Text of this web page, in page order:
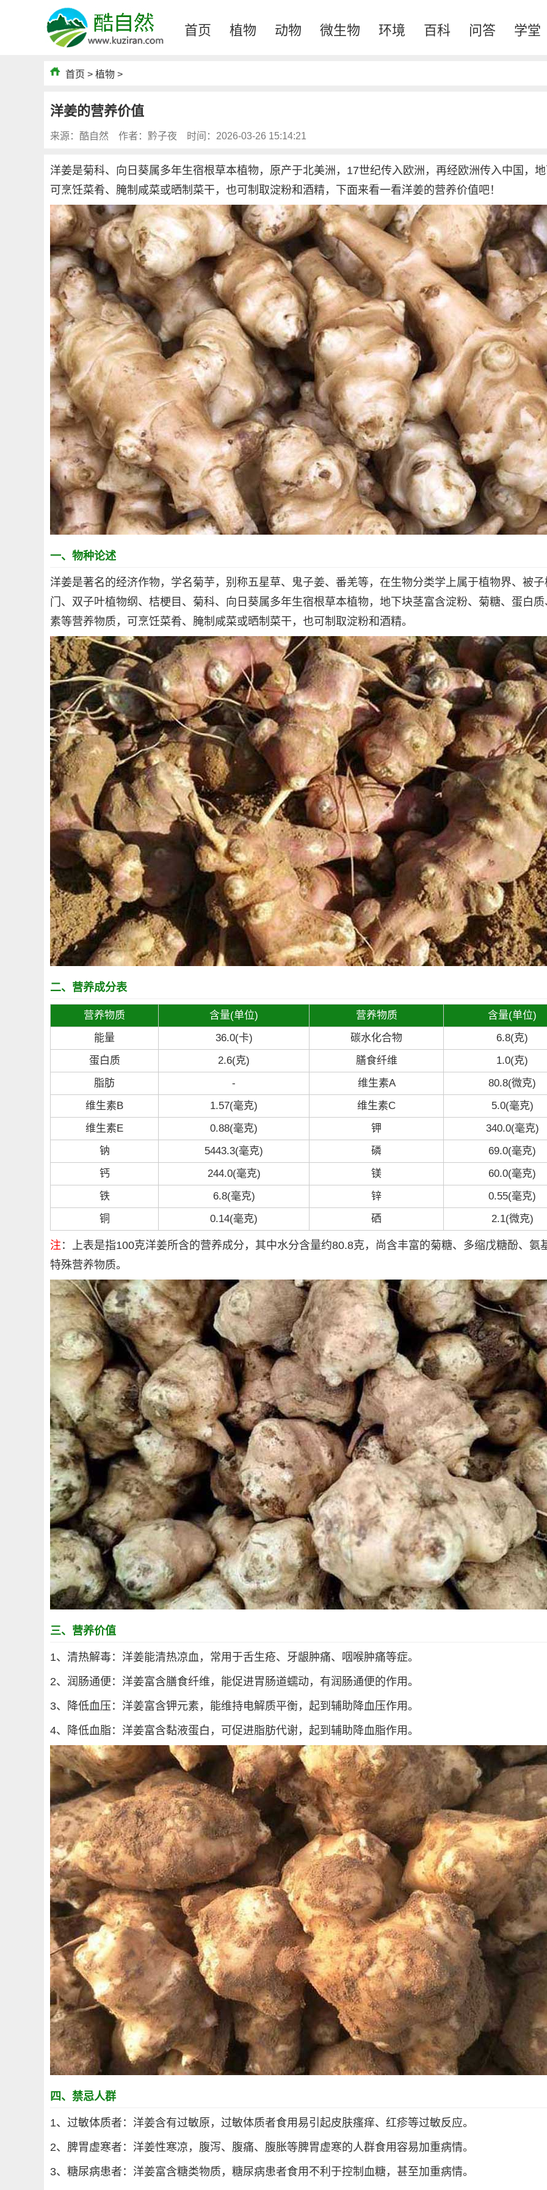
首页 植物 动物 微生物 环境 百科 问答 学堂
首页 > 植物 >
洋姜的营养价值
来源：酷自然 作者：黔子夜 时间：2026-03-26 15:14:21
洋姜是菊科、向日葵属多年生宿根草本植物，原产于北美洲，17世纪传入欧洲，再经欧洲传入中国，
可烹饪菜肴、腌制咸菜或晒制菜干，也可制取淀粉和酒精，下面来看一看洋姜的营养价值吧！
一、物种论述
洋姜是著名的经济作物，学名菊芋，别称五星草、鬼子姜、番羌等，在生物分类学上属于植物界、被子
门、双子叶植物纲、桔梗目、菊科、向日葵属多年生宿根草本植物，地下块茎富含淀粉、菊糖、蛋白
素等营养物质，可烹饪菜肴、腌制咸菜或晒制菜干，也可制取淀粉和酒精。
二、营养成分表
营养物质 含量(单位) 营养物质
含量(单位)
能量
36.0(卡) 碳水化合物
6.8(克)
蛋白质
2.6(克) 膳食纤维
1.0(克)
脂肪
- 维生素A
80.8(微克)
维生素B
1.57(毫克) 维生素C
5.0(毫克)
维生素E
0.88(毫克) 钾
340.0(毫克)
钠
5443.3(毫克) 磷
69.0(毫克)
钙
244.0(毫克) 镁
60.0(毫克)
铁
6.8(毫克) 锌
0.55(毫克)
铜
0.14(毫克) 硒 2.1(微克)
注 ：上表是指100克洋姜所含的营养成分，其中水分含量约80.8克，尚含丰富的菊糖、多缩戊糖酚、氨
特殊营养物质。
三、营养价值
1、清热解毒：洋姜能清热凉血，常用于舌生疮、牙龈肿痛、咽喉肿痛等症。
2、润肠通便：洋姜富含膳食纤维，能促进胃肠道蠕动，有润肠通便的作用。
3、降低血压：洋姜富含钾元素，能维持电解质平衡，起到辅助降血压作用。
4、降低血脂：洋姜富含黏液蛋白，可促进脂肪代谢，起到辅助降血脂作用。
四、禁忌人群
1、过敏体质者：洋姜含有过敏原，过敏体质者食用易引起皮肤瘙痒、红疹等过敏反应。
2、脾胃虚寒者：洋姜性寒凉，腹泻、腹痛、腹胀等脾胃虚寒的人群食用容易加重病情。
3、糖尿病患者：洋姜富含糖类物质，糖尿病患者食用不利于控制血糖，甚至加重病情。